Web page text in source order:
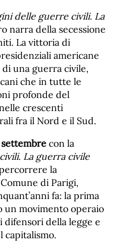
delle guerre civili. La
narra della secessione
La vittoria di
americane
di una guerra civile,
che in tutte le
profonde del
crescenti
fra il Nord e il Sud.
con la
. La guerra civile
la
di Parigi,
fa: la prima
un movimento operaio
difensori della legge e
capitalismo.